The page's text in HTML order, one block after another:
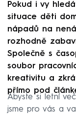
Pokud i vy
situace děti
nápadů na
rozhodně
Společně s
soubor
kreativitu a
přímo pod
Abyste si letní
jsme pro vás a